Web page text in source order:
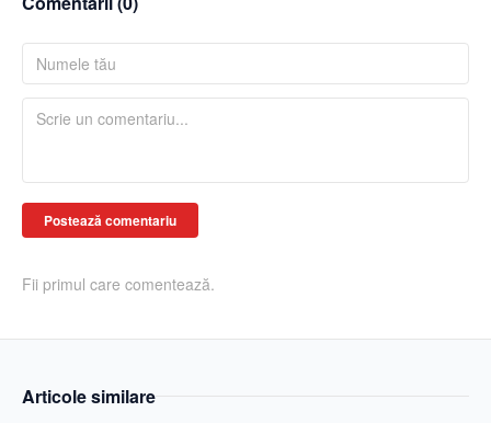
Postează comentariu
Fii primul care comentează.
Articole similare